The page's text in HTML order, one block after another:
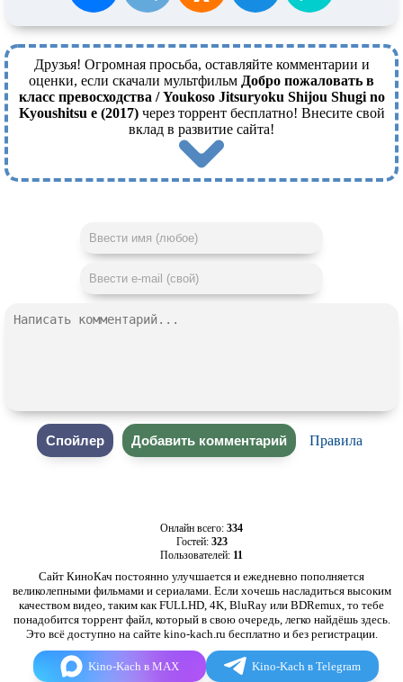
Друзья! Огромная просьба, оставляйте комментарии и
оценки, если скачали мультфильм Добро пожаловать в
класс превосходства / Youkoso Jitsuryoku Shijou Shugi no
Kyoushitsu e (2017)через торрент бесплатно! Внесите свой
вклад в развитие сайта!
Правила
Онлайн всего: 334
Гостей: 323
Пользователей: 11
Сайт КиноКач постоянно улучшается и ежедневно пополняется
великолепными фильмами и сериалами. Если хочешь насладиться высоким
качеством видео, таким как FULLHD, 4K, BluRay или BDRemux, то тебе
понадобится торрент файл, который в свою очередь, легко найдёшь здесь.
Это всё доступно на сайте kino-kach.ru бесплатно и без регистрации.
Kino-Kach в MAX Kino-Kach в Telegram